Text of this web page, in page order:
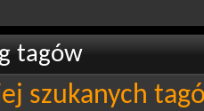
tagów
szukanych